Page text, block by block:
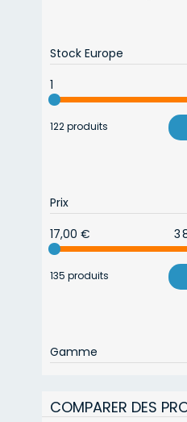
Stock Europe
1
122 produits
Prix
17,00 €
3
135 produits
Gamme
COMPARER DES